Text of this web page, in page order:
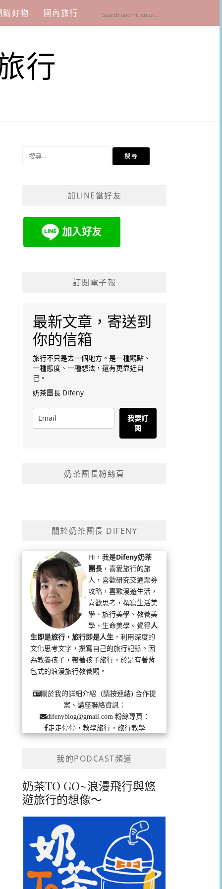
購好物 國內旅行
行
加LINE當好友
訂閱電子報
最新文章，寄送到
你的信箱
旅行不只是去一個地方。是一種觀點、
一種態度、一種想法，還有更靠近自
己。
奶茶團長 Difeny
我要訂
閱
奶茶團長粉絲頁
關於奶茶團長 DIFENY
Hi，我是Difeny奶茶
團長 ，喜愛旅行的旅
人，喜歡研究交通票券
攻略，喜歡漫遊生活，
喜歡思考，撰寫生活美
學、旅行美學、教養美
學、生命美學。覺得人
生即是旅行，旅行即是人生 ，利用深度的
文化思考文字，撰寫自己的旅行記錄。因
為教養孩子，帶著孩子旅行，於是有著背
包式的浪漫旅行教養觀。
關於我的詳細介紹（請按連結) 合作提
案、講座聯絡資訊：
difenyblog@gmail.com粉絲專頁：
走走停停，教學旅行，旅行教學
我的PODCAST頻道
奶茶TO GO~浪漫飛行與悠
遊旅行的想像～